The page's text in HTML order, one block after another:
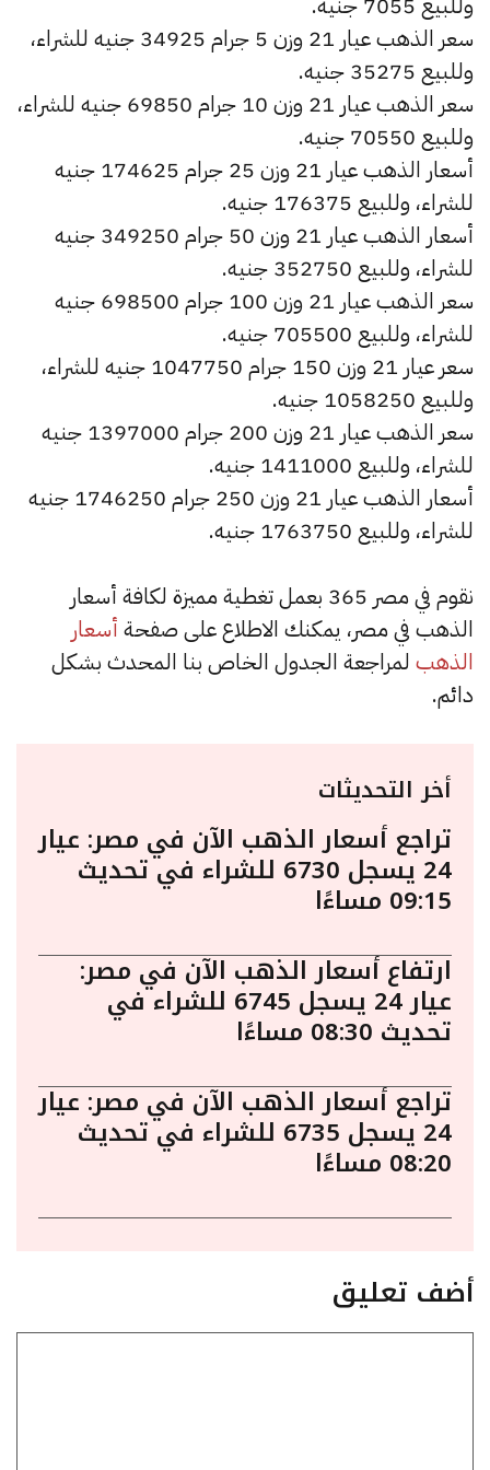
سعر الذهب عيار 21 وزن 5 جرام 34925 جنيه للشراء،
وللبيع 35275 جنيه.
سعر الذهب عيار 21 وزن 10 جرام 69850 جنيه للشراء،
وللبيع 70550 جنيه.
أسعار الذهب عيار 21 وزن 25 جرام 174625 جنيه
للشراء، وللبيع 176375 جنيه.
أسعار الذهب عيار 21 وزن 50 جرام 349250 جنيه
للشراء، وللبيع 352750 جنيه.
سعر الذهب عيار 21 وزن 100 جرام 698500 جنيه
للشراء، وللبيع 705500 جنيه.
سعر عيار 21 وزن 150 جرام 1047750 جنيه للشراء،
وللبيع 1058250 جنيه.
سعر الذهب عيار 21 وزن 200 جرام 1397000 جنيه
للشراء، وللبيع 1411000 جنيه.
أسعار الذهب عيار 21 وزن 250 جرام 1746250 جنيه
للشراء، وللبيع 1763750 جنيه.
نقوم في مصر 365 بعمل تغطية مميزة لكافة أسعار
الذهب في مصر، يمكنك الاطلاع على صفحة أسعار
الذهب لمراجعة الجدول الخاص بنا المحدث بشكل
دائم.
أخر التحديثات
تراجع أسعار الذهب الآن في مصر: عيار
24 يسجل 6730 للشراء في تحديث
09:15 مساءًا
ارتفاع أسعار الذهب الآن في مصر:
عيار 24 يسجل 6745 للشراء في
تحديث 08:30 مساءًا
تراجع أسعار الذهب الآن في مصر: عيار
24 يسجل 6735 للشراء في تحديث
08:20 مساءًا
أضف تعليق